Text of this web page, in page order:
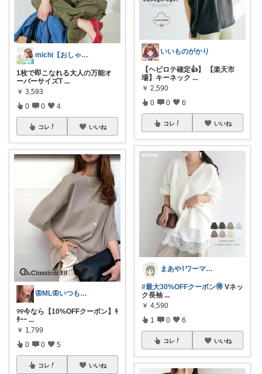
michi【おしゃれ、大人カジュアル】
1枚で即こなれる大人の万能オ
ーバーサイズT ...
￥ 3,593
0 0 4
コレ いいね
🦋ML🦋いつもありがとう💓
୨୧今なら【10%OFFクーポン】ｷ
ﾀｰｰ ...
￥ 1,799
0 0 5
コレ いいね
いいものがかり
【ヘビロテ確定👍】 【楽天市
場】キーネック ...
￥ 2,590
0 0 6
コレ いいね
まあや⌇ワーママの暮らしとインテリア𓍯
#最大30%OFFクーポン🉐 Vネッ
ク長袖 ...
￥ 4,590
1 0 6
コレ いいね